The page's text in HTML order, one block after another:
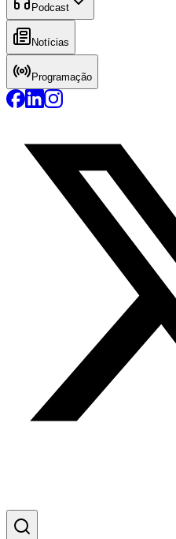
Podcast
Notícias
Programação